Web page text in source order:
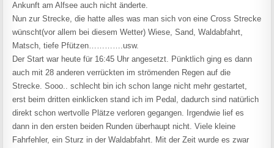
Ankunft am Alfsee auch nicht änderte.
Nun zur Strecke, die hatte alles was man sich von eine Cross Strecke
wünscht(vor allem bei diesem Wetter) Wiese, Sand, Waldabfahrt,
Matsch, tiefe Pfützen………….usw.
Der Start war heute für 16:45 Uhr angesetzt. Pünktlich ging es dann
auch mit 28 anderen verrückten im strömenden Regen auf die
Strecke. Sooo.. schlecht bin ich schon lange nicht mehr gestartet,
erst beim dritten einklicken stand ich im Pedal, dadurch sind natürlich
direkt schon wertvolle Plätze verloren gegangen. Irgendwie lief es
dann in den ersten beiden Runden überhaupt nicht. Viele kleine
Fahrfehler, ein Sturz in der Waldabfahrt. Mit der Zeit wurde es zwar